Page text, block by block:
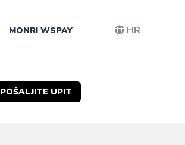
MONRI WSPAY
POŠALJITE UPIT
HR